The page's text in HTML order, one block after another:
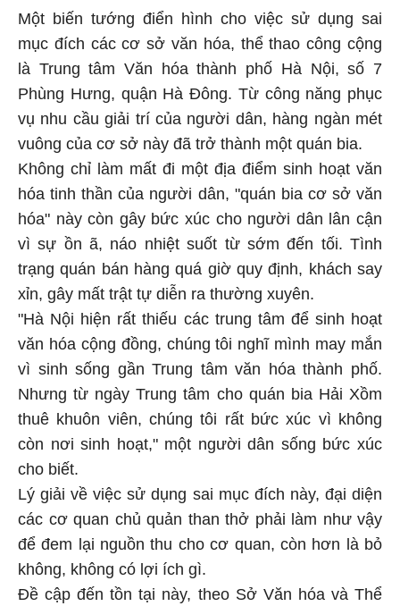
Một biến tướng điển hình cho việc sử dụng sai
mục đích các cơ sở văn hóa, thể thao công cộng
là Trung tâm Văn hóa thành phố Hà Nội, số 7
Phùng Hưng, quận Hà Đông. Từ công năng phục
vụ nhu cầu giải trí của người dân, hàng ngàn mét
vuông của cơ sở này đã trở thành một quán bia.
Không chỉ làm mất đi một địa điểm sinh hoạt văn
hóa tinh thần của người dân, "quán bia cơ sở văn
hóa" này còn gây bức xúc cho người dân lân cận
vì sự ồn ã, náo nhiệt suốt từ sớm đến tối. Tình
trạng quán bán hàng quá giờ quy định, khách say
xỉn, gây mất trật tự diễn ra thường xuyên.
"Hà Nội hiện rất thiếu các trung tâm để sinh hoạt
văn hóa cộng đồng, chúng tôi nghĩ mình may mắn
vì sinh sống gần Trung tâm văn hóa thành phố.
Nhưng từ ngày Trung tâm cho quán bia Hải Xồm
thuê khuôn viên, chúng tôi rất bức xúc vì không
còn nơi sinh hoạt," một người dân sống bức xúc
cho biết.
Lý giải về việc sử dụng sai mục đích này, đại diện
các cơ quan chủ quản than thở phải làm như vậy
để đem lại nguồn thu cho cơ quan, còn hơn là bỏ
không, không có lợi ích gì.
Đề cập đến tồn tại này, theo Sở Văn hóa và Thể